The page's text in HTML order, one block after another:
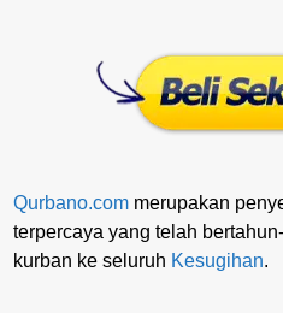
Qurbano.com merupakan
terpercaya yang telah
kurban ke seluruh Kesugihan.